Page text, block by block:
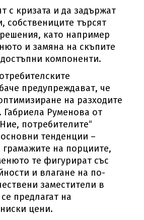
с кризата и да задържат
собствениците търсят
като например
и замяна на скъпите
компоненти.
предупреждават, че
на разходите
Габриела Руменова от
потребителите“
тенденции –
на порциите,
те фигурират със
и влагане на по-
заместители в
предлагат на
цени.